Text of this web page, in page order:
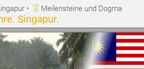
• Meilensteine und Dogma
Singapur.